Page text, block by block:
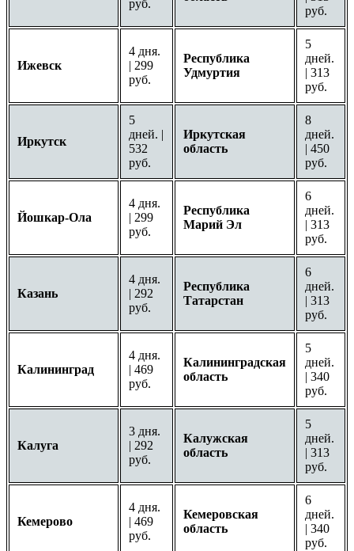
руб.
руб.
Ижевск
4 дня.
| 299
руб.
Республика
Удмуртия
5
дней.
| 313
руб.
Иркутск
5
дней. |
532
руб.
Иркутская
область
8
дней.
| 450
руб.
Йошкар-Ола
4 дня.
| 299
руб.
Республика
Марий Эл
6
дней.
| 313
руб.
Казань
4 дня.
| 292
руб.
Республика
Татарстан
6
дней.
| 313
руб.
Калининград
4 дня.
| 469
руб.
Калининградская
область
5
дней.
| 340
руб.
Калуга
3 дня.
| 292
руб.
Калужская
область
5
дней.
| 313
руб.
Кемерово
4 дня.
| 469
руб.
Кемеровская
область
6
дней.
| 340
руб.